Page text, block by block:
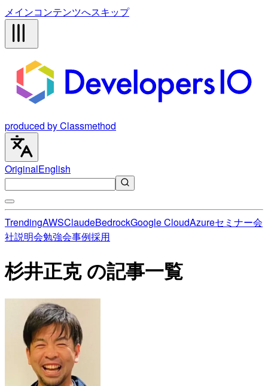
メインコンテンツへスキップ
produced by Classmethod
OriginalEnglish
TrendingAWSClaudeBedrockGoogle CloudAzureセミナー会
社説明会勉強会事例採用
杉井正克 の記事一覧